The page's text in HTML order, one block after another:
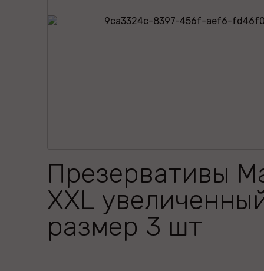
Презервативы
XXL
размер 3 шт